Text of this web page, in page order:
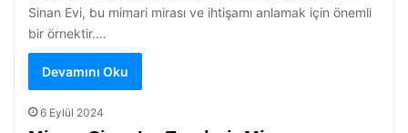
Sinan Evi, bu mimari mirası ve ihtişamı anlamak için önemli
bir örnektir.…
Devamını Oku
6 Eylül 2024